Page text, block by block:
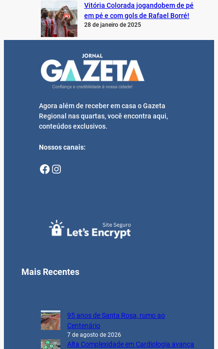
Vitória Colorada jogandobem de pé
em pé e com gols de Rafael Borré!
28 de janeiro de 2025
Agora além de receber em casa o Gazeta
Regional nas quartas, você encontra aqui,
conteúdos exclusivos.
Nossos canais:
Facebook Instagram
Mais Recentes
95 anos de Santa Rosa, rumo ao
Centenário
7 de agosto de 2026
Alta Complexidade em Cardiologia avança